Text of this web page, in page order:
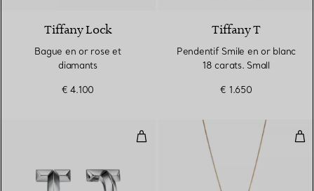
Tiffany Lock
Bague en or rose et
diamants
€ 4.100
Tiffany T
Pendentif Smile en or blanc
18 carats. Small
€ 1.650
Boucles d’oreilles créoles T1 en